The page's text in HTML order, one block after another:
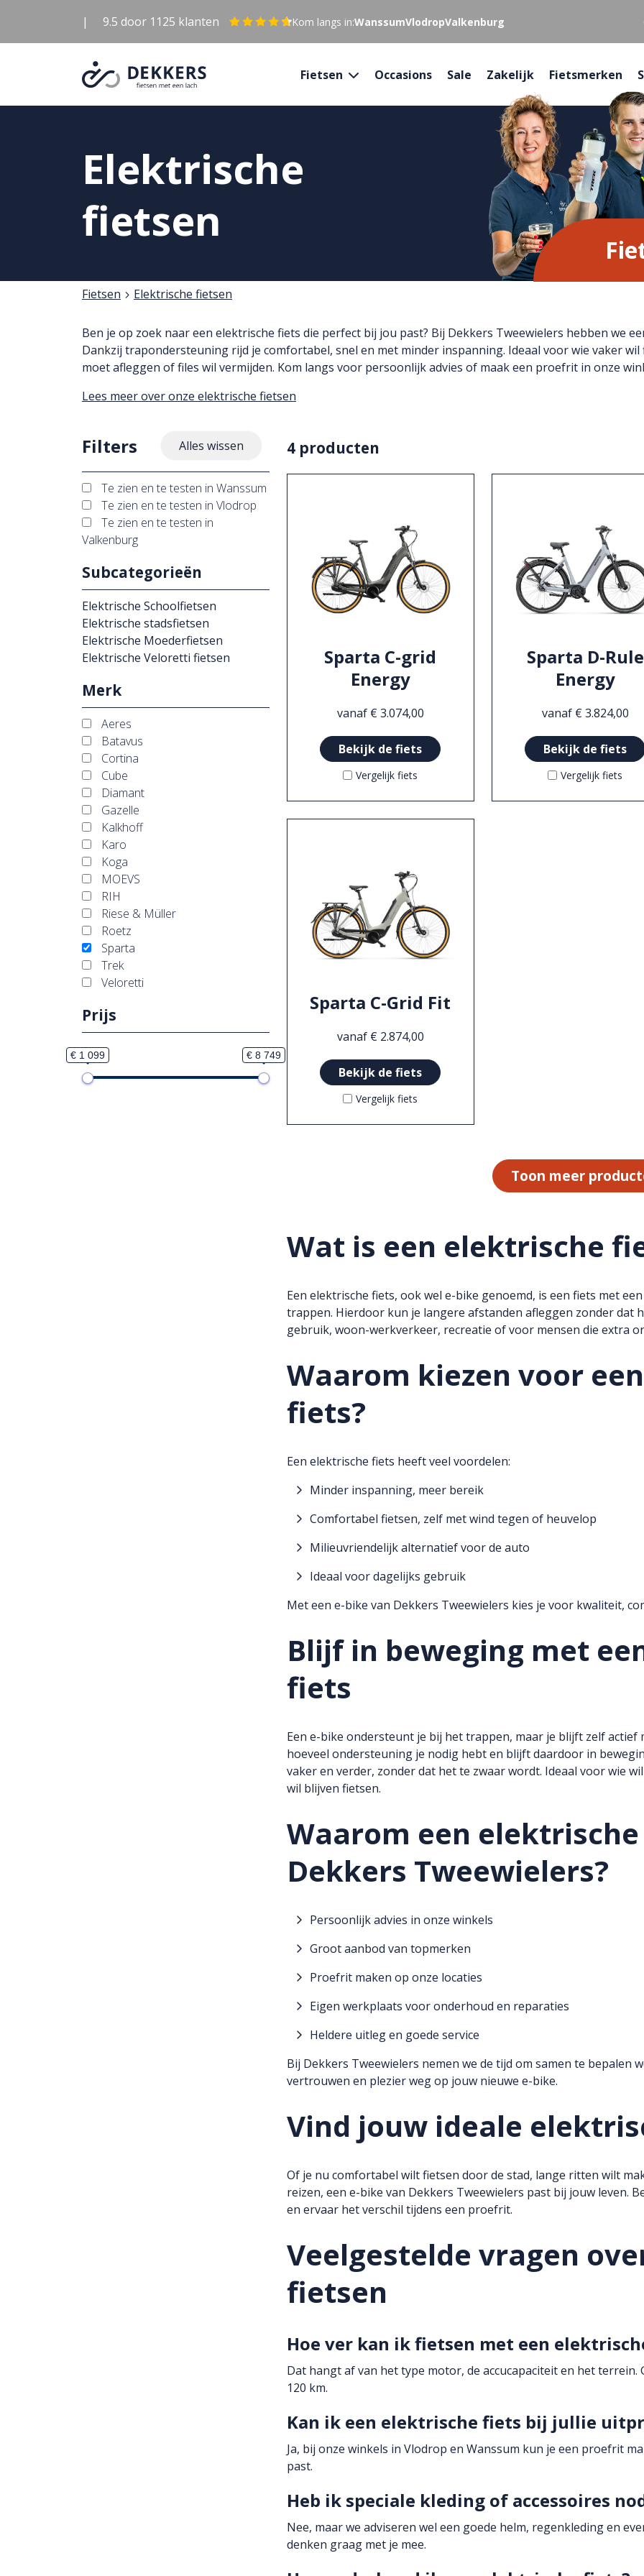
| 9.5 door 1125 klanten Kom langs in:WanssumVlodropValkenburg
Fietsen Occasions Sale Zakelijk Fietsmerken
Elektrische
fietsen
Fietsen Elektrische fietsen
Ben je op zoek naar een elektrische fiets die perfect bij jou past? Bij Dekkers Tweewielers hebben we
Dankzij trapondersteuning rijd je comfortabel, snel en met minder inspanning. Ideaal voor wie vaker
moet afleggen of files wil vermijden. Kom langs voor persoonlijk advies of maak een proefrit in onze
Lees meer over onze elektrische fietsen
Filters Alles wissen
Te zien en te testen in Wanssum
Te zien en te testen in Vlodrop
Te zien en te testen in
Valkenburg
Subcategorieën
Elektrische Schoolfietsen
Elektrische stadsfietsen
Elektrische Moederfietsen
Elektrische Veloretti fietsen
Merk
Aeres
Batavus
Cortina
Cube
Diamant
Gazelle
Kalkhoff
Karo
Koga
MOEVS
RIH
Riese & Müller
Roetz
Sparta
Trek
Veloretti
Prijs
€ 1 099 € 8 749
4 producten
Sparta C-grid
Energy
vanaf € 3.074,00
Bekijk de fiets
Vergelijk fiets
Sparta D-Rule
Energy
vanaf € 3.824,00
Bekijk de fiets
Vergelijk fiets
Sparta C-Grid Fit
vanaf € 2.874,00
Bekijk de fiets
Vergelijk fiets
Toon meer
Wat is een elektrische
Een elektrische fiets, ook wel e-bike genoemd, is een fiets met
trappen. Hierdoor kun je langere afstanden afleggen zonder dat
gebruik, woon-werkverkeer, recreatie of voor mensen die extra
Waarom kiezen voor
fiets?
Een elektrische fiets heeft veel voordelen:
Minder inspanning, meer bereik
Comfortabel fietsen, zelf met wind tegen of heuvelop
Milieuvriendelijk alternatief voor de auto
Ideaal voor dagelijks gebruik
Met een e-bike van Dekkers Tweewielers kies je voor kwaliteit,
Blijf in beweging met
fiets
Een e-bike ondersteunt je bij het trappen, maar je blijft zelf actief
hoeveel ondersteuning je nodig hebt en blijft daardoor in
vaker en verder, zonder dat het te zwaar wordt. Ideaal voor wie
wil blijven fietsen.
Waarom een
Dekkers Tweewielers?
Persoonlijk advies in onze winkels
Groot aanbod van topmerken
Proefrit maken op onze locaties
Eigen werkplaats voor onderhoud en reparaties
Heldere uitleg en goede service
Bij Dekkers Tweewielers nemen we de tijd om samen te bepalen
vertrouwen en plezier weg op jouw nieuwe e-bike.
Vind jouw ideale
Of je nu comfortabel wilt fietsen door de stad, lange ritten wilt
reizen, een e-bike van Dekkers Tweewielers past bij jouw leven.
en ervaar het verschil tijdens een proefrit.
Veelgestelde vragen
fietsen
Hoe ver kan ik fietsen met een
Dat hangt af van het type motor, de accucapaciteit en het terrein.
120 km.
Kan ik een elektrische fiets bij jullie
Ja, bij onze winkels in Vlodrop en Wanssum kun je een proefrit
past.
Heb ik speciale kleding of accessoires
Nee, maar we adviseren wel een goede helm, regenkleding en
denken graag met je mee.